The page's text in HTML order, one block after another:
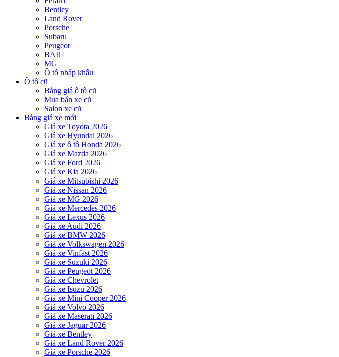
Bentley
Land Rover
Porsche
Subaru
Peugeot
BAIC
MG
Ô tô nhập khẩu
Ô tô cũ
Bảng giá ô tô cũ
Mua bán xe cũ
Salon xe cũ
Bảng giá xe mới
Giá xe Toyota 2026
Giá xe Hyundai 2026
Giá xe ô tô Honda 2026
Giá xe Mazda 2026
Giá xe Ford 2026
Giá xe Kia 2026
Giá xe Mitsubishi 2026
Giá xe Nissan 2026
Giá xe MG 2026
Giá xe Mercedes 2026
Giá xe Lexus 2026
Giá xe Audi 2026
Giá xe BMW 2026
Giá xe Volkswagen 2026
Giá xe Vinfast 2026
Giá xe Suzuki 2026
Giá xe Peugeot 2026
Giá xe Chevrolet
Giá xe Isuzu 2026
Giá xe Mini Cooper 2026
Giá xe Volvo 2026
Giá xe Maserati 2026
Giá xe Jaguar 2026
Giá xe Bentley
Giá xe Land Rover 2026
Giá xe Porsche 2026